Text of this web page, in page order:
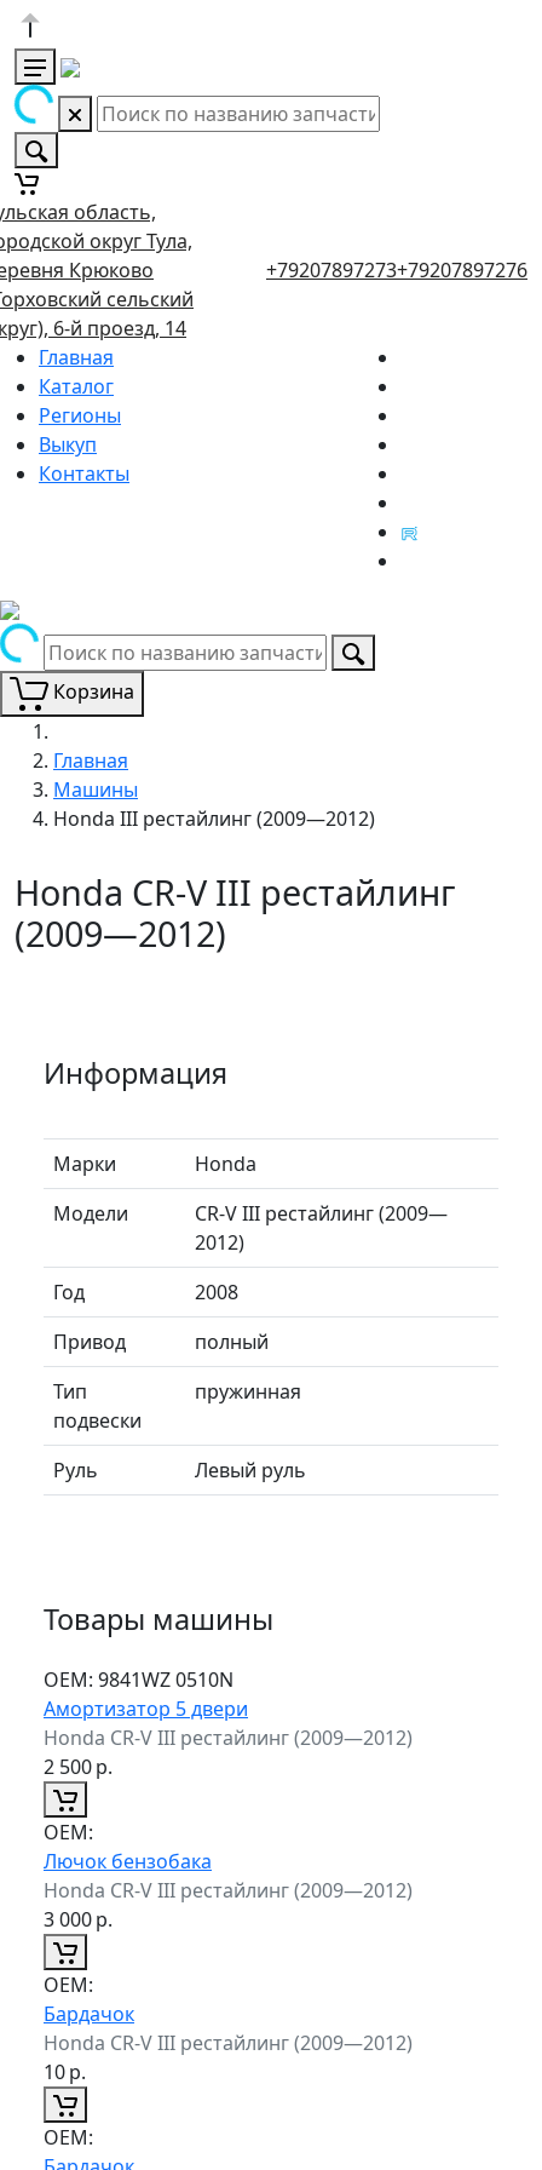
область,
округ Тула,
Крюково
сельский
6-й проезд, 14
+79207897273+79207897276
Главная
Каталог
Регионы
Выкуп
Контакты
Корзина
Главная
Машины
Honda III рестайлинг (2009—2012)
Honda CR-V III рестайлинг
(2009—2012)
Информация
Марки
Honda
Модели
CR-V III рестайлинг (2009—
2012)
Год
2008
Привод
полный
Тип
подвески
пружинная
Руль Левый руль
Товары машины
ОЕМ: 9841WZ 0510N
Амортизатор 5 двери
Honda CR-V III рестайлинг (2009—2012)
2 500р.
ОЕМ:
Лючок бензобака
Honda CR-V III рестайлинг (2009—2012)
3 000р.
ОЕМ:
Бардачок
Honda CR-V III рестайлинг (2009—2012)
10р.
ОЕМ: